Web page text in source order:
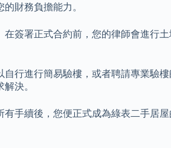
財務負擔能力。
簽署正式合約前，您的律師會進行
行進行簡易驗樓，或者聘請專業驗
決。
手續後，您便正式成為綠表二手居